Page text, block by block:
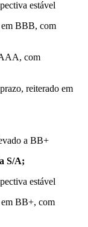
estável
em BBB, com
com
reiterado em
a BB+
S/A;
estável
BB+, com